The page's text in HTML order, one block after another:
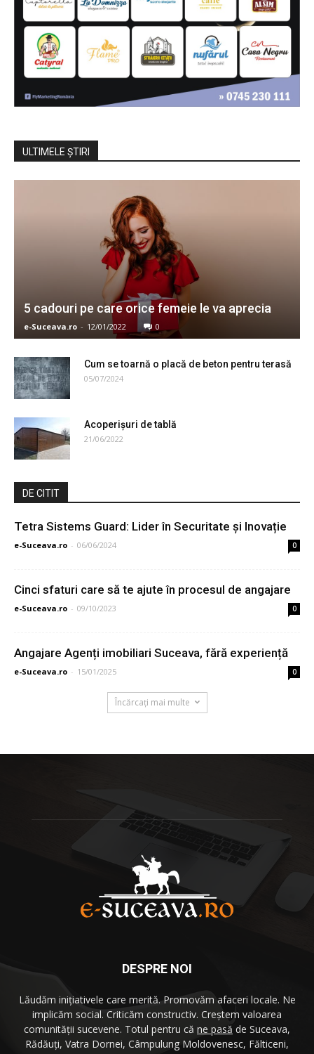
ULTIMELE ŞTIRI
5 cadouri pe care orice femeie le va aprecia
e-Suceava.ro - 12/01/2022 0
Cum se toarnă o placă de beton pentru terasă
05/07/2024
Acoperișuri de tablă
21/06/2022
DE CITIT
Tetra Sistems Guard: Lider în Securitate și Inovație
e-Suceava.ro - 06/06/2024 0
Cinci sfaturi care să te ajute în procesul de angajare
e-Suceava.ro - 09/10/2023 0
Angajare Agenți imobiliari Suceava, fără experiență
e-Suceava.ro - 15/01/2025 0
Încărcați mai multe
DESPRE NOI
Lăudăm iniţiativele care merită. Promovăm afaceri locale. Ne
implicăm social. Criticăm constructiv. Creştem valoarea
comunităţii sucevene. Totul pentru că ne pasă de Suceava,
Rădăuţi, Vatra Dornei, Câmpulung Moldovenesc, Fălticeni,